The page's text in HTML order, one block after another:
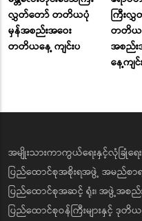
လွှတ်တော် တတိယပုံ
မှန်အစည်းအဝေး
တတိယနေ့ ကျင်းပ
ကြီး
တတိယ
အစည်း
နေ့ကျင်
အမျိုးသားကာကွယ်ရေးနှင့်လုံခြုံရေ
ပြည်ထောင်စုအစိုးရအဖွဲ့ အမည်စာရ
ပြည်ထောင်စုအဆင့် ရုံး၊ အဖွဲ့အစည်း
ပြည်ထောင်စုဝန်ကြီးများနှင့် ဒုတိယဝ